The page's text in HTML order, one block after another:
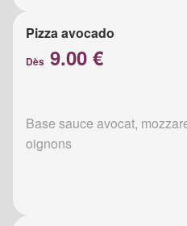
Pizza avocado
Dès 9.00 €
Base sauce avocat,
oignons